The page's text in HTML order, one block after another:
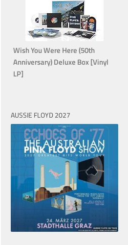
Wish You Were Here (50th
Anniversary) Deluxe Box [Vinyl
LP]
AUSSIE FLOYD 2027